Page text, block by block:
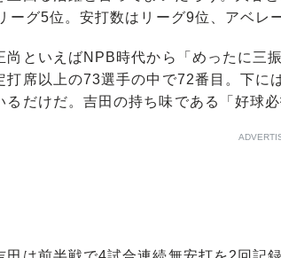
ーグ5位。安打数はリーグ9位、アベレ
といえばNPB時代から「めったに三
打席以上の73選手の中で72番目。下に
るだけだ。吉田の持ち味である「好球